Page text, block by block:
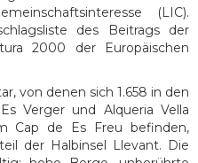
(LIC).
des Beitrags der
2000 der Europäischen
von denen sich 1.658 in den
Verger und Alqueria Vella
Cap de Es Freu befinden,
der Halbinsel Llevant. Die